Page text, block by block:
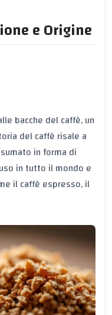
e Origine
bacche del caffè, un
del caffè risale a
in forma di
in tutto il mondo e
il caffè espresso, il